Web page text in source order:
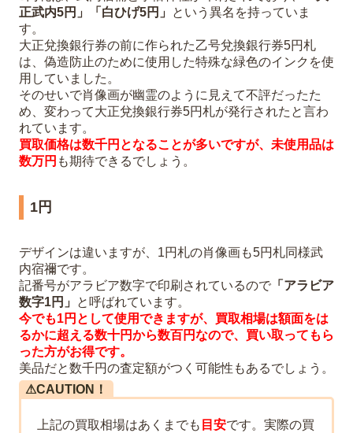
正武内5円」「白ひげ5円」 という異名を持っていま
す。
大正兌換銀行券の前に作られた乙号兌換銀行券5円札
は、偽造防止のために使用した特殊な緑色のインクを使
用していました。
そのせいで肖像画が幽霊のように見えて不評だったた
め、変わって大正兌換銀行券5円札が発行されたと言わ
れています。
買取価格は数千円となることが多いですが、未使用品は
数万円 も期待できるでしょう。
1円
デザインは違いますが、1円札の肖像画も5円札同様武
内宿禰です。
記番号がアラビア数字で印刷されているので 「アラビア
数字1円」 と呼ばれています。
今でも1円として使用できますが、買取相場は額面をは
るかに超える数十円から数百円なので、買い取ってもら
った方がお得です。
美品だと数千円の査定額がつく可能性もあるでしょう。
⚠︎CAUTION！
上記の買取相場はあくまでも 目安です。実際の買